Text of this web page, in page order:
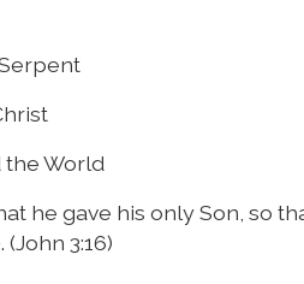
the World
he gave his only Son, so
3:16)